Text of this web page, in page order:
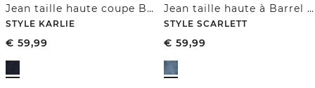
Jean taille haute coupe Barrel Leg, coupe ample
STYLE KARLIE
€ 59,99
Jean taille haute à Barrel Leg, coupe ample
STYLE SCARLETT
€ 59,99